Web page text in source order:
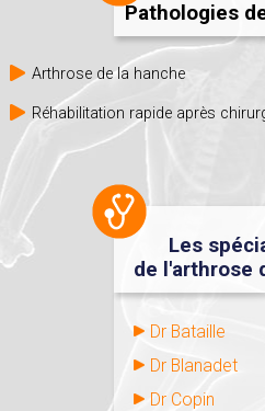
Pathologies
Arthrose de la hanche
Réhabilitation rapide après
Les
de l'arthrose
Dr Bataille
Dr Blanadet
Dr Copin